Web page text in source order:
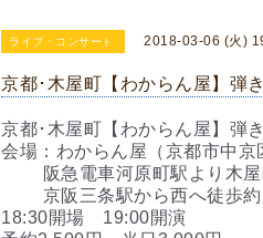
ライブ・コンサート 2018-03-06 (火)
京都･木屋町【わからん屋】弾
京都･木屋町【わからん屋】弾
会場：わからん屋（京都市中
阪急電車河原町駅より木屋
京阪三条駅から西へ徒歩約
18:30開場 19:00開演